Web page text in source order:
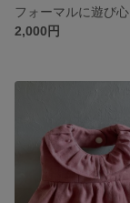
2,000円